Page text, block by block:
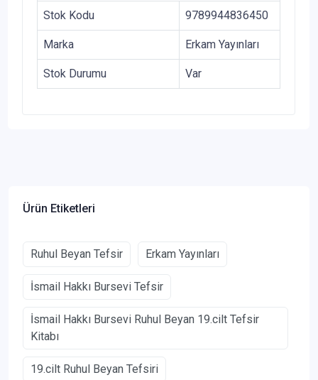
Stok Kodu 9789944836450
Marka Erkam Yayınları
Stok Durumu Var
Ürün Etiketleri
Ruhul Beyan Tefsir Erkam Yayınları
İsmail Hakkı Bursevi Tefsir
İsmail Hakkı Bursevi Ruhul Beyan 19.cilt Tefsir
Kitabı
19.cilt Ruhul Beyan Tefsiri